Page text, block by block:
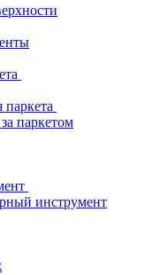
паркетом
инструмент